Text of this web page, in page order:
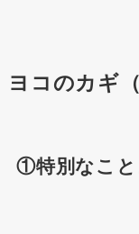
ヨコのカギ
①特別なこと